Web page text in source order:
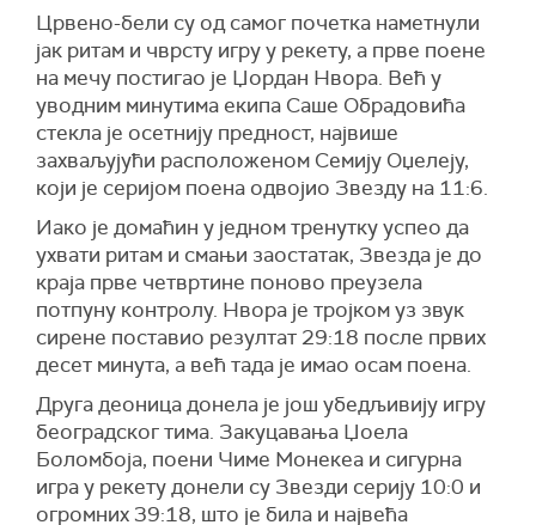
Црвено-бели су од самог почетка наметнули
јак ритам и чврсту игру у рекету, а прве поене
на мечу постигао је Џордан Нвора. Већ у
уводним минутима екипа Саше Обрадовића
стекла је осетнију предност, највише
захваљујући расположеном Семију Оџелеју,
који је серијом поена одвојио Звезду на 11:6.
Иако је домаћин у једном тренутку успео да
ухвати ритам и смањи заостатак, Звезда је до
краја прве четвртине поново преузела
потпуну контролу. Нвора је тројком уз звук
сирене поставио резултат 29:18 после првих
десет минута, а већ тада је имао осам поена.
Друга деоница донела је још убедљивију игру
београдског тима. Закуцавања Џоела
Боломбоја, поени Чиме Монекеа и сигурна
игра у рекету донели су Звезди серију 10:0 и
огромних 39:18, што је била и највећа